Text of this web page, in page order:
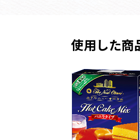
使用した商